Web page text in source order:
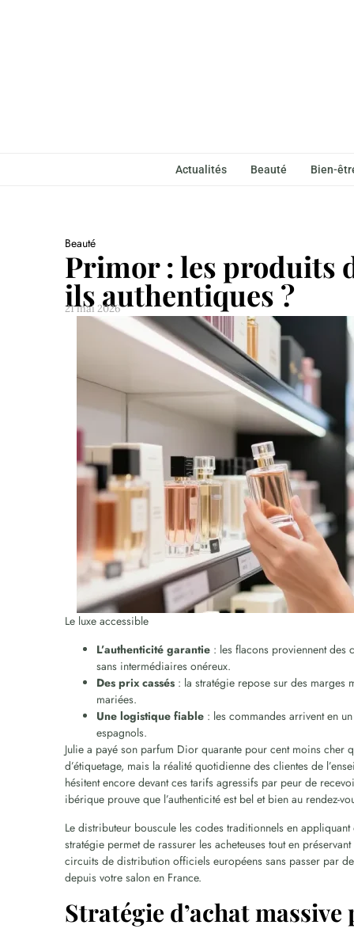
Actualités Beauté Bien-
Beauté
Primor : les produits
ils authentiques ?
21 mai 2026
Le luxe accessible
L’authenticité garantie : les flacons proviennent
sans intermédiaires onéreux.
Des prix cassés : la stratégie repose sur des marges
mariées.
Une logistique fiable : les commandes arrivent en
espagnols.
Julie a payé son parfum Dior quarante pour cent moins cher
d’étiquetage, mais la réalité quotidienne des clientes de
hésitent encore devant ces tarifs agressifs par peur de
ibérique prouve que l’authenticité est bel et bien au rendez-
Le distributeur bouscule les codes traditionnels en
stratégie permet de rassurer les acheteuses tout en
circuits de distribution officiels européens sans passer par
depuis votre salon en France.
Stratégie d’achat